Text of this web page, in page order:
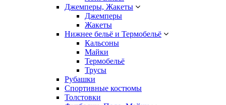
Джемперы, Жакеты
Джемперы
Жакеты
Нижнее бельё и Термобельё
Кальсоны
Майки
Термобельё
Трусы
Рубашки
Спортивные костюмы
Толстовки